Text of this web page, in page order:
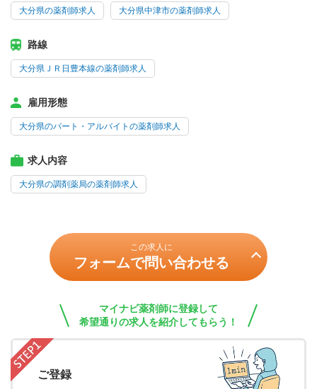
大分県の薬剤師求人 大分県中津市の薬剤師求人
路線
大分県ＪＲ日豊本線の薬剤師求人
雇用形態
大分県のパート・アルバイトの薬剤師求人
求人内容
大分県の調剤薬局の薬剤師求人
この求人に
フォームで問い合わせる
マイナビ薬剤師に登録して
希望通りの求人を紹介してもらう！
ご登録